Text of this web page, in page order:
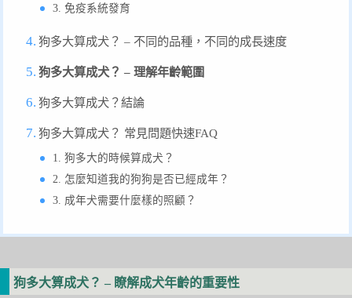
3. 免疫系統發育
狗多大算成犬？ – 不同的品種，不同的成長速度
狗多大算成犬？ – 理解年齡範圍
狗多大算成犬？結論
狗多大算成犬？ 常見問題快速FAQ
1. 狗多大的時候算成犬？
2. 怎麼知道我的狗狗是否已經成年？
3. 成年犬需要什麼樣的照顧？
狗多大算成犬？ – 瞭解成犬年齡的重要性